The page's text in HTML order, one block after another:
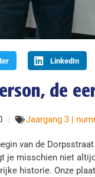
LinkedIn
de
Jaargang 3 |
van de
je misschien niet
historie. Onze